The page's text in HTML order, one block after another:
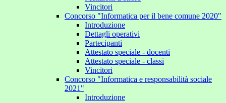
Vincitori
Concorso "Informatica per il bene comune 2020"
Introduzione
Dettagli operativi
Partecipanti
Attestato speciale - docenti
Attestato speciale - classi
Vincitori
Concorso "Informatica e responsabilità sociale
2021"
Introduzione